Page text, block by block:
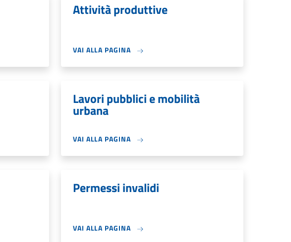
Attività produttive
VAI ALLA PAGINA
Lavori pubblici e mobilità
urbana
VAI ALLA PAGINA
Permessi invalidi
VAI ALLA PAGINA